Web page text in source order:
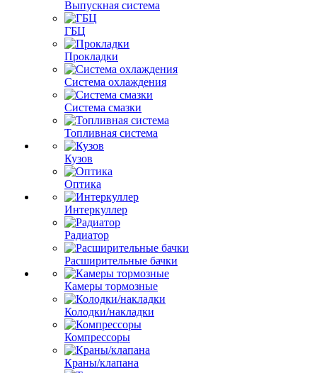
Выпускная система
ГБЦ
Прокладки
Система охлаждения
Система смазки
Топливная система
Кузов
Оптика
Интеркуллер
Радиатор
Расширительные бачки
Камеры тормозные
Колодки/накладки
Компрессоры
Краны/клапана